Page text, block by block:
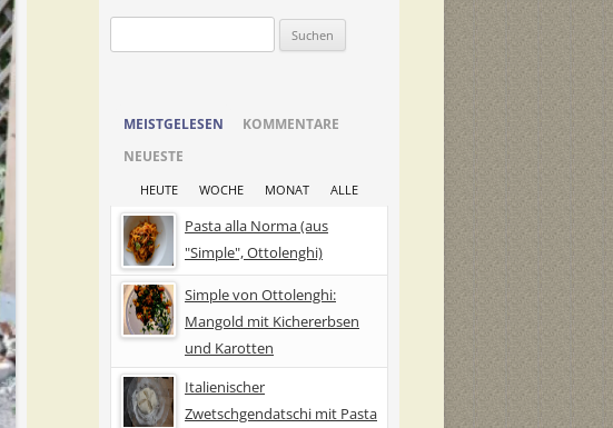
nach:
MEISTGELESEN
KOMMENTARE
NEUESTE
HEUTE WOCHE MONAT ALLE
Pasta alla Norma (aus
"Simple", Ottolenghi)
Simple von Ottolenghi:
Mangold mit Kichererbsen
und Karotten
Italienischer
Zwetschgendatschi mit Pasta